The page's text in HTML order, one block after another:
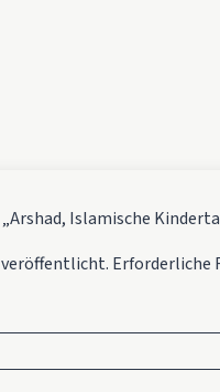
Islamische
veröffentlicht. Erforderliche